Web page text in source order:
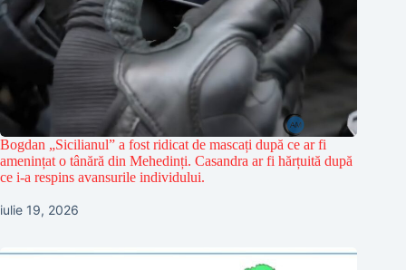
Bogdan „Sicilianul” a fost ridicat de mascați după ce ar fi
amenințat o tânără din Mehedinți. Casandra ar fi hărțuită după
ce i-a respins avansurile individului.
iulie 19, 2026